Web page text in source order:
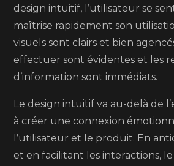
design intuitif, l’utilisateur se
maîtrise rapidement son
visuels sont clairs et bien
effectuer sont évidentes et les
d’information sont immédiats.
Le design intuitif va au-delà de
à créer une connexion
l’utilisateur et le produit. En
et en facilitant les interactions,